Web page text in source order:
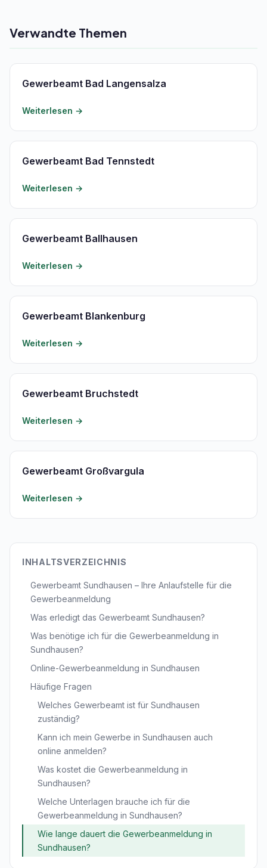
Verwandte Themen
Gewerbeamt Bad Langensalza
Weiterlesen →
Gewerbeamt Bad Tennstedt
Weiterlesen →
Gewerbeamt Ballhausen
Weiterlesen →
Gewerbeamt Blankenburg
Weiterlesen →
Gewerbeamt Bruchstedt
Weiterlesen →
Gewerbeamt Großvargula
Weiterlesen →
INHALTSVERZEICHNIS
Gewerbeamt Sundhausen – Ihre Anlaufstelle für die
Gewerbeanmeldung
Was erledigt das Gewerbeamt Sundhausen?
Was benötige ich für die Gewerbeanmeldung in
Sundhausen?
Online-Gewerbeanmeldung in Sundhausen
Häufige Fragen
Welches Gewerbeamt ist für Sundhausen
zuständig?
Kann ich mein Gewerbe in Sundhausen auch
online anmelden?
Was kostet die Gewerbeanmeldung in
Sundhausen?
Welche Unterlagen brauche ich für die
Gewerbeanmeldung in Sundhausen?
Wie lange dauert die Gewerbeanmeldung in
Sundhausen?